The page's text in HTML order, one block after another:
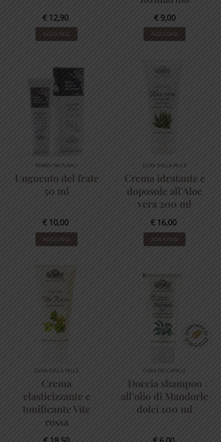
€ 12,90
AGGIUNGI
€9,00
AGGIUNGI
RIMEDI NATURALI
Unguento del frate
50 ml
€10,00
AGGIUNGI
CURA DELLA PELLE
Crema idratante e
doposole all’Aloe
vera 200 ml
€16,00
AGGIUNGI
CURA DELLA PELLE
Crema
elasticizzante e
tonificante Vite
rossa
CURA DEI CAPELLI
Doccia shampoo
all’olio di Mandorle
dolci 100 ml